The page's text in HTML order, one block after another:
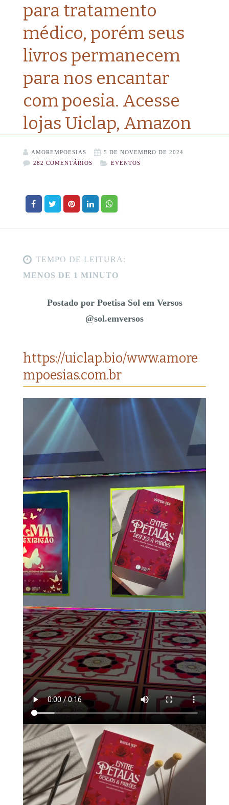
para tratamento
médico, porém seus
livros permanecem
para nos encantar
com poesia. Acesse
lojas Uiclap, Amazon
AMOREMPOESIAS
5 DE NOVEMBRO DE 2024
282 COMENTÁRIOS
EVENTOS
TEMPO DE LEITURA:
MENOS DE 1 MINUTO
Postado por Poetisa Sol em Versos
@sol.emversos
https://uiclap.bio/www.amore
mpoesias.com.br